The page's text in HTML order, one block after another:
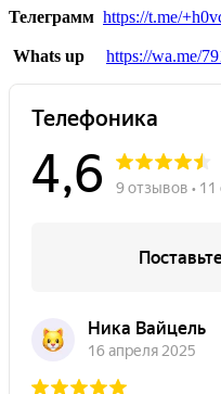
Телеграмм https://t.me/
Whats up https://wa.me/